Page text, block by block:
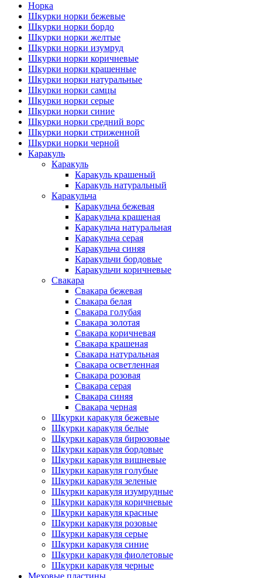
Норка
Шкурки норки бежевые
Шкурки норки бордо
Шкурки норки желтые
Шкурки норки изумруд
Шкурки норки коричневые
Шкурки норки крашенные
Шкурки норки натуральные
Шкурки норки самцы
Шкурки норки серые
Шкурки норки синие
Шкурки норки средний ворс
Шкурки норки стриженной
Шкурки норки черной
Каракуль
Каракуль
Каракуль крашеный
Каракуль натуральный
Каракульча
Каракульча бежевая
Каракульча крашеная
Каракульча натуральная
Каракульча серая
Каракульча синяя
Каракульчи бордовые
Каракульчи коричневые
Свакара
Свакара бежевая
Свакара белая
Свакара голубая
Свакара золотая
Свакара коричневая
Свакара крашеная
Свакара натуральная
Свакара осветленная
Свакара розовая
Свакара серая
Свакара синяя
Свакара черная
Шкурки каракуля бежевые
Шкурки каракуля белые
Шкурки каракуля бирюзовые
Шкурки каракуля бордовые
Шкурки каракуля вишневые
Шкурки каракуля голубые
Шкурки каракуля зеленые
Шкурки каракуля изумрудные
Шкурки каракуля коричневые
Шкурки каракуля красные
Шкурки каракуля розовые
Шкурки каракуля серые
Шкурки каракуля синие
Шкурки каракуля фиолетовые
Шкурки каракуля черные
Меховые пластины